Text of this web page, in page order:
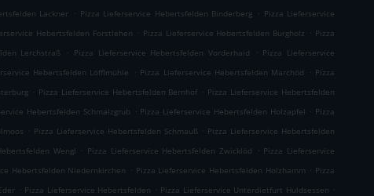
Lackner . Pizza Lieferservice Hebertsfelden Binderberg . Pizza Lieferservice
Hebertsfelden Forstlehen . Pizza Lieferservice Hebertsfelden Burgholz . Pizza
Lerchstraß . Pizza Lieferservice Hebertsfelden Vorderhaid . Pizza Lieferservice
Hebertsfelden Löfflmühle . Pizza Lieferservice Hebertsfelden Marchöd . Pizza
. Pizza Lieferservice Hebertsfelden Bernhof . Pizza Lieferservice Hebertsfelden
Hebertsfelden Schmalzgrub . Pizza Lieferservice Hebertsfelden Holzapfel . Pizza
. Pizza Lieferservice Hebertsfelden Schmauß . Pizza Lieferservice Hebertsfelden
Wengl . Pizza Lieferservice Hebertsfelden Zwicklöd . Pizza Lieferservice
Hebertsfelden Niedernkirchen . Pizza Lieferservice Hebertsfelden Holzhamm . Pizza
. Pizza Lieferservice Hebertsfelden . Pizza Lieferservice Unterdietfurt Huldsessen .